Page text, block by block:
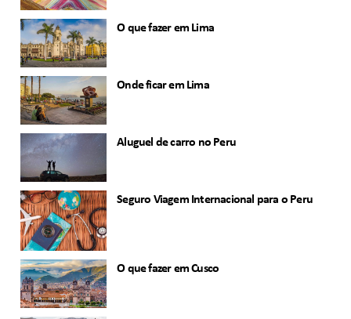
O que fazer em Lima
Onde ficar em Lima
Aluguel de carro no Peru
Seguro Viagem Internacional para o Peru
O que fazer em Cusco